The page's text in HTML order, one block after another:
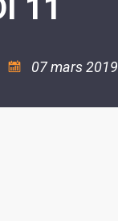
11
07 mars 2019